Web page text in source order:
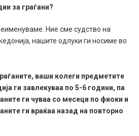
за граѓани?
Ние сме судство на
нашите одлуки ги носиме во
ваши колеги предметите
ги завлекуваа по 5-6 години, па
ги чуваа со месеци по фиоки и
ги враќаа назад на повторно